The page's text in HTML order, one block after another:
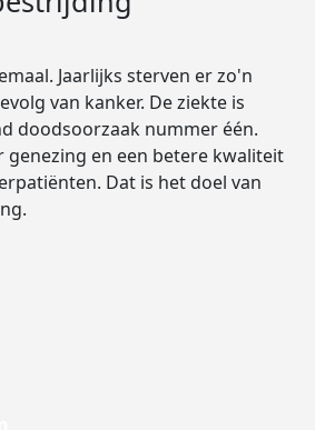
Jaarlijks sterven er zo'n
van kanker. De ziekte is
doodsoorzaak nummer één.
genezing en een betere kwaliteit
Dat is het doel van